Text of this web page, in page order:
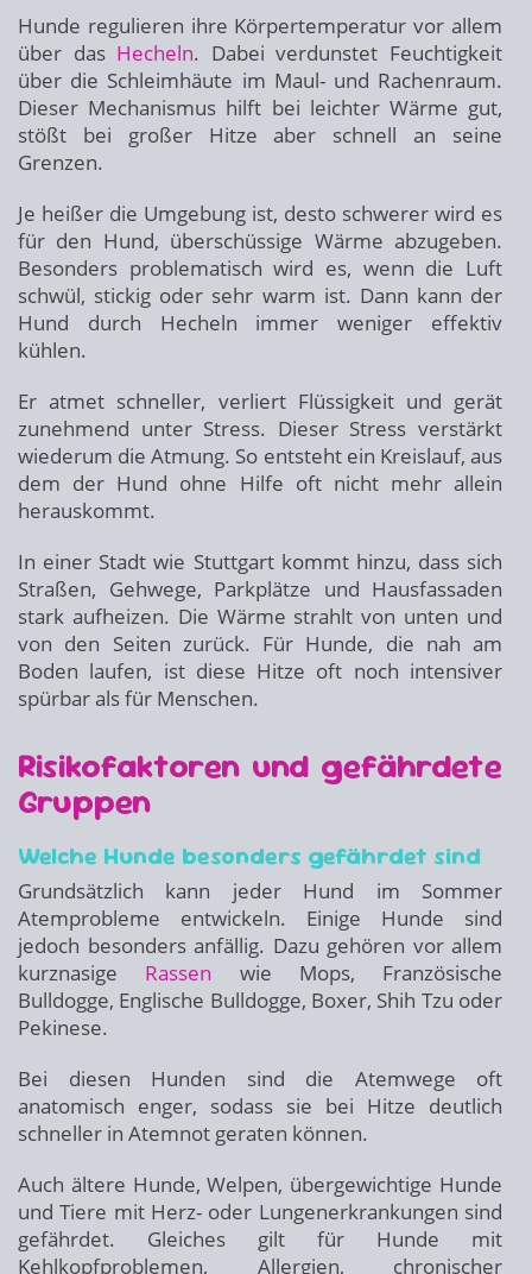
Hunde regulieren ihre Körpertemperatur vor allem
über das Hecheln. Dabei verdunstet Feuchtigkeit
über die Schleimhäute im Maul- und Rachenraum.
Dieser Mechanismus hilft bei leichter Wärme gut,
stößt bei großer Hitze aber schnell an seine
Grenzen.
Je heißer die Umgebung ist, desto schwerer wird es
für den Hund, überschüssige Wärme abzugeben.
Besonders problematisch wird es, wenn die Luft
schwül, stickig oder sehr warm ist. Dann kann der
Hund durch Hecheln immer weniger effektiv
kühlen.
Er atmet schneller, verliert Flüssigkeit und gerät
zunehmend unter Stress. Dieser Stress verstärkt
wiederum die Atmung. So entsteht ein Kreislauf, aus
dem der Hund ohne Hilfe oft nicht mehr allein
herauskommt.
In einer Stadt wie Stuttgart kommt hinzu, dass sich
Straßen, Gehwege, Parkplätze und Hausfassaden
stark aufheizen. Die Wärme strahlt von unten und
von den Seiten zurück. Für Hunde, die nah am
Boden laufen, ist diese Hitze oft noch intensiver
spürbar als für Menschen.
Risikofaktoren und gefährdete
Gruppen
Welche Hunde besonders gefährdet sind
Grundsätzlich kann jeder Hund im Sommer
Atemprobleme entwickeln. Einige Hunde sind
jedoch besonders anfällig. Dazu gehören vor allem
kurznasige Rassen wie Mops, Französische
Bulldogge, Englische Bulldogge, Boxer, Shih Tzu oder
Pekinese.
Bei diesen Hunden sind die Atemwege oft
anatomisch enger, sodass sie bei Hitze deutlich
schneller in Atemnot geraten können.
Auch ältere Hunde, Welpen, übergewichtige Hunde
und Tiere mit Herz- oder Lungenerkrankungen sind
gefährdet. Gleiches gilt für Hunde mit
Kehlkopfproblemen, Allergien, chronischer